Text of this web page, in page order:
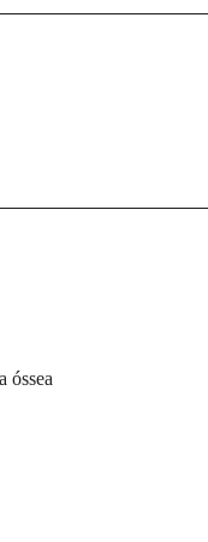
óssea